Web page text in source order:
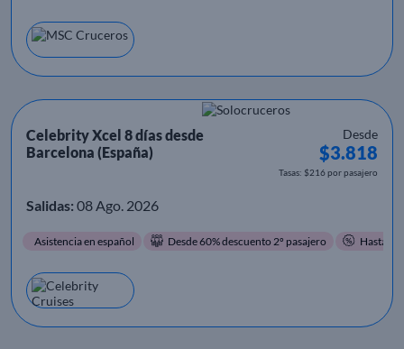
Celebrity Xcel 8 días desde
Barcelona (España)
Desde
$3.818
Tasas: $216 por pasajero
Salidas: 08 Ago. 2026
Asistencia en español Desde 60% descuento 2º pasajero Hasta